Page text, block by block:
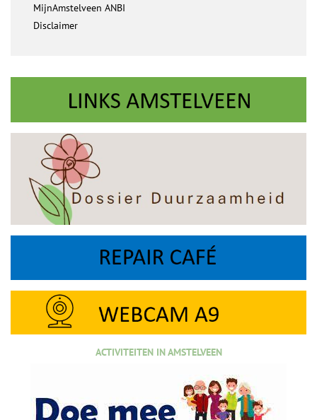
MijnAmstelveen ANBI
Disclaimer
ACTIVITEITEN IN AMSTELVEEN